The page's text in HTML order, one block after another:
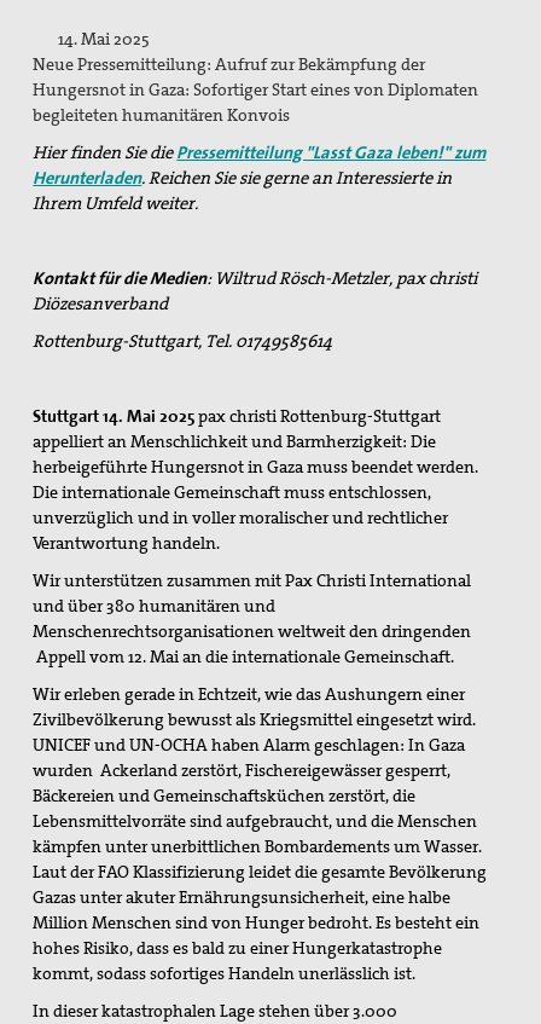
Publikationen
pax info
Newsletter
Der Heilige Martin
Friedensbildung
Netzwerk Friedensbildung Baden-Württemberg
Referent für Friedensbildung
Materialien zur Friedensbildung
Atomwaffen
Europa
Flucht und Migration
Große Reden zum Frieden
Nahost
Papst Franziskus
Ressourcenkonflikte
Rüstung
AGn, Aktionen, Projekte
14. Mai 2025
Neue Pressemitteilung: Aufruf zur Bekämpfung der
Hungersnot in Gaza: Sofortiger Start eines von Diplomaten
begleiteten humanitären Konvois
Hier finden Sie diePressemitteilung "Lasst Gaza leben!" zum
Herunterladen. Reichen Sie sie gerne an Interessierte in
Ihrem Umfeld weiter.
Kontakt für die Medien: Wiltrud Rösch-Metzler, pax christi
Diözesanverband
Rottenburg-Stuttgart, Tel. 01749585614
Stuttgart 14. Mai 2025pax christi Rottenburg-Stuttgart
appelliert an Menschlichkeit und Barmherzigkeit: Die
herbeigeführte Hungersnot in Gaza muss beendet werden.
Die internationale Gemeinschaft muss entschlossen,
unverzüglich und in voller moralischer und rechtlicher
Verantwortung handeln.
Wir unterstützen zusammen mit Pax Christi International
und über 380 humanitären und
Menschenrechtsorganisationen weltweit den dringenden
Appell vom 12. Mai an die internationale Gemeinschaft.
Wir erleben gerade in Echtzeit, wie das Aushungern einer
Zivilbevölkerung bewusst als Kriegsmittel eingesetzt wird.
UNICEF und UN-OCHA haben Alarm geschlagen: In Gaza
wurden Ackerland zerstört, Fischereigewässer gesperrt,
Bäckereien und Gemeinschaftsküchen zerstört, die
Lebensmittelvorräte sind aufgebraucht, und die Menschen
kämpfen unter unerbittlichen Bombardements um Wasser.
Laut der FAO Klassifizierung leidet die gesamte Bevölkerung
Gazas unter akuter Ernährungsunsicherheit, eine halbe
Million Menschen sind von Hunger bedroht. Es besteht ein
hohes Risiko, dass es bald zu einer Hungerkatastrophe
kommt, sodass sofortiges Handeln unerlässlich ist.
In dieser katastrophalen Lage stehen über 3.000